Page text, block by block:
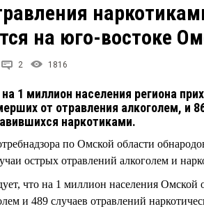
на юго-востоке
2 1816
1 миллион населения региона
от отравления алкоголем, и
наркотиками.
по Омской области
острых отравлений алкоголем и
что на 1 миллион населения Омской
и 489 случаев отравлений